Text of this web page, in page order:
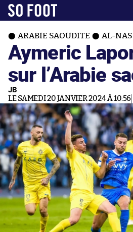
ARABIE SAOUDITE AL-
Aymeric
sur l’Arabie
JB
LE SAMEDI 20 JANVIER 2024 À 10:56